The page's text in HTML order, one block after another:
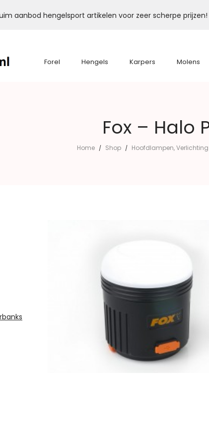
aanbod hengelsport artikelen voor zeer scherpe prijzen!
Forel Hengels Karpers Molens
Fox – Halo
Home / Shop / Hoofdlampen,